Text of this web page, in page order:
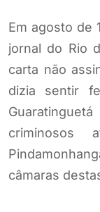
Em agosto de
jornal do Rio
carta não
dizia sentir
criminosos
câmaras